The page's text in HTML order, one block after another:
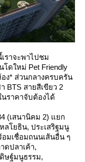
ราจะพาไปชม
โดใหม่ Pet Friendly
ง* ส่วนกลางครบครัน
BTS สายสีเขียว 2
นราคาจับต้องได้
(เสนานิคม 2) แยก
ลโยธิน, ประเสริฐมนู
มเชื่อมถนนเส้นอื่น ๆ
ดปลาเค้า,
ษฐ์มนูธรรม,